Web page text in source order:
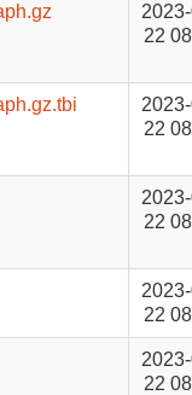
22
22
22
22
22